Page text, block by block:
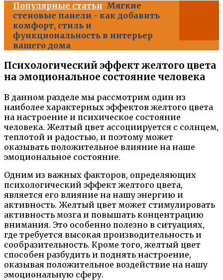
Популярные статьи Мягкие
стеновые панели - как добавить
комфорт, стиль и
функциональность в интерьер
вашего дома
Психологический эффект желтого цвета
на эмоциональное состояние человека
В данном разделе мы рассмотрим один из
наиболее характерных эффектов желтого цвета
на настроение и психическое состояние
человека. Желтый цвет ассоциируется с солнцем,
теплотой и радостью, и поэтому может
оказывать положительное влияние на наше
эмоциональное состояние.
Одним из важных факторов, определяющих
психологический эффект желтого цвета,
является его влияние на нашу энергию и
активность. Желтый цвет может стимулировать
активность мозга и повышать концентрацию
внимания. Это особенно полезно в ситуациях,
где требуется высокая производительность и
сообразительность. Кроме того, желтый цвет
способен разбудить и поднять настроение,
оказывая положительное воздействие на нашу
эмоциональную сферу.